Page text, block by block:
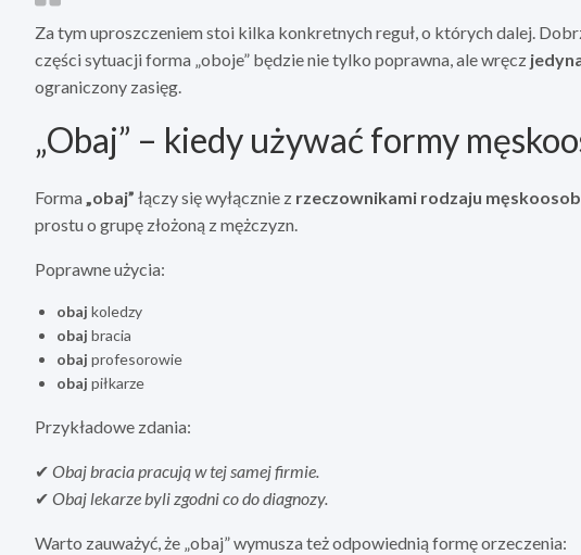
Za tym uproszczeniem stoi kilka konkretnych reguł, o których dalej.
części sytuacji forma „oboje” będzie nie tylko poprawna, ale wręcz
ograniczony zasięg.
„Obaj” – kiedy używać formy
Forma„obaj” łączy się wyłącznie z rzeczownikami rodzaju
prostu o grupę złożoną z mężczyzn.
Poprawne użycia:
obaj koledzy
obaj bracia
obaj profesorowie
obaj piłkarze
Przykładowe zdania:
✔ Obaj bracia pracują w tej samej firmie.
✔ Obaj lekarze byli zgodni co do diagnozy.
Warto zauważyć, że „obaj” wymusza też odpowiednią formę orzeczenia: